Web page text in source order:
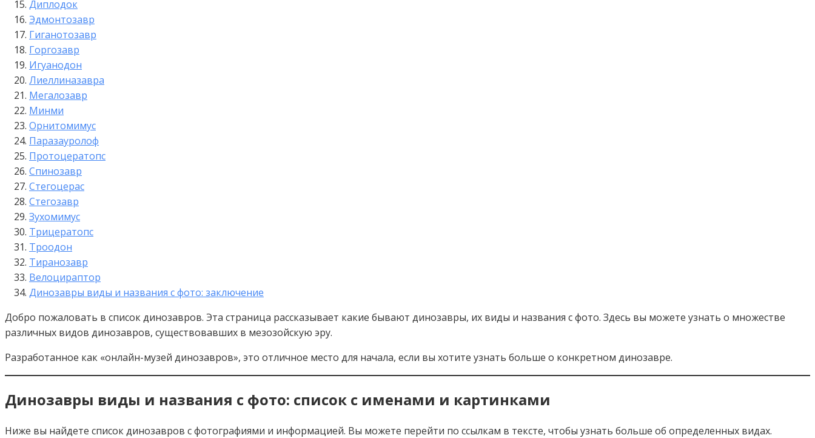
Диплодок
Эдмонтозавр
Гиганотозавр
Горгозавр
Игуанодон
Лиеллиназавра
Мегалозавр
Минми
Орнитомимус
Паразауролоф
Протоцератопс
Спинозавр
Стегоцерас
Стегозавр
Зухомимус
Трицератопс
Троодон
Тиранозавр
Велоцираптор
Динозавры виды и названия с фото: заключение
Добро пожаловать в список динозавров. Эта страница рассказывает какие бывают динозавры, их виды и названия с фото. Здесь вы можете узнать о множестве
различных видов динозавров, существовавших в мезозойскую эру.
Разработанное как «онлайн-музей динозавров», это отличное место для начала, если вы хотите узнать больше о конкретном динозавре.
Динозавры виды и названия с фото: список с именами и картинками
Ниже вы найдете список динозавров с фотографиями и информацией. Вы можете перейти по ссылкам в тексте, чтобы узнать больше об определенных видах.